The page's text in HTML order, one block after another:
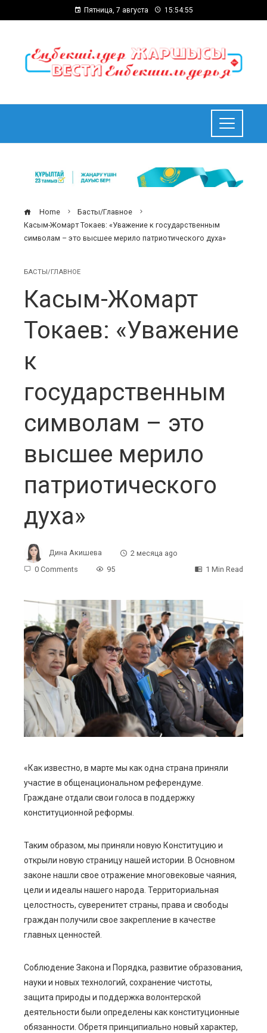
Пятница, 7 августа 15:54:56
Home
Басты/Главное
Касым-Жомарт Токаев: «Уважение к государственным
символам – это высшее мерило патриотического духа»
БАСТЫ/ГЛАВНОЕ
Касым-Жомарт
Токаев: «Уважение
к
государственным
символам – это
высшее мерило
патриотического
духа»
Дина Акишева
2 месяца ago
0 Comments
95 1 Min Read
«Как известно, в марте мы как одна страна приняли
участие в общенациональном референдуме.
Граждане отдали свои голоса в поддержку
конституционной реформы.
Таким образом, мы приняли новую Конституцию и
открыли новую страницу нашей истории. В Основном
законе нашли свое отражение многовековые чаяния,
цели и идеалы нашего народа. Территориальная
целостность, суверенитет страны, права и свободы
граждан получили свое закрепление в качестве
главных ценностей.
Соблюдение Закона и Порядка, развитие образования,
науки и новых технологий, сохранение чистоты,
защита природы и поддержка волонтерской
деятельности были определены как конституционные
обязанности. Обретя принципиально новый характер,